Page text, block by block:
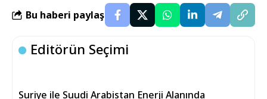
Bu haberi paylaş
Editörün Seçimi
Suriye ile Suudi Arabistan Enerji Alanında